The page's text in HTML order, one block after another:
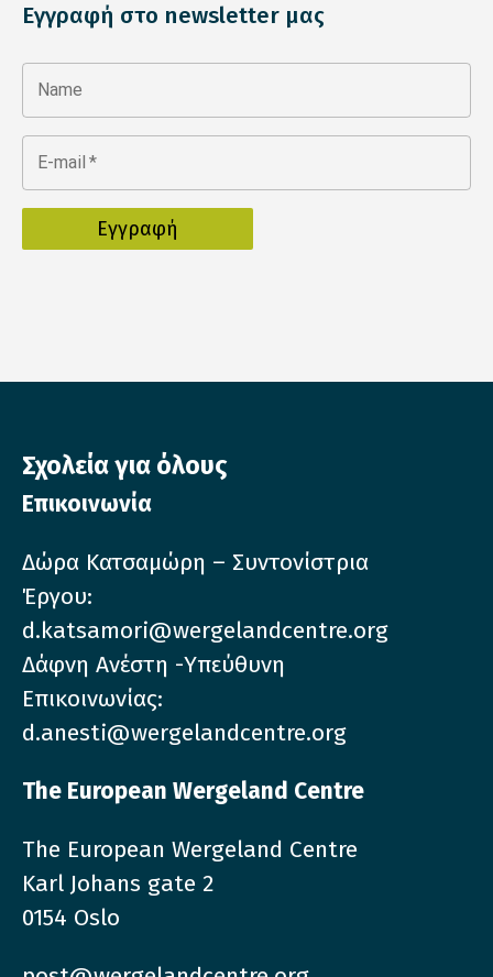
Εγγραφή στο newsletter μας
Name
E-mail *
Σχολεία για όλους
Επικοινωνία
Δώρα Κατσαμώρη – Συντονίστρια
Έργου:
d.katsamori@wergelandcentre.org
Δάφνη Ανέστη -Υπεύθυνη
Επικοινωνίας:
d.anesti@wergelandcentre.org
The European Wergeland Centre
The European Wergeland Centre
Karl Johans gate 2
0154 Oslo